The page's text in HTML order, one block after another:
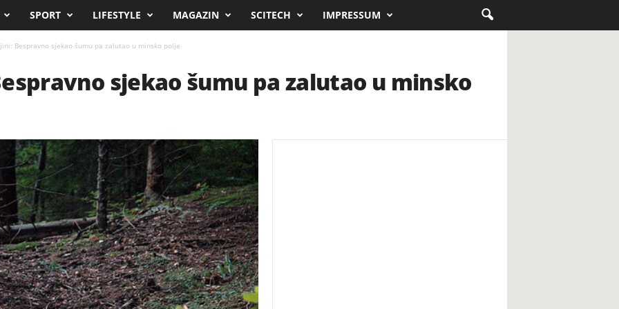
SPORT LIFESTYLE MAGAZIN SCITECH IMPRESSUM
Bespravno sjekao šumu pa zalutao u minsko polje
sjekao šumu pa zalutao u minsko